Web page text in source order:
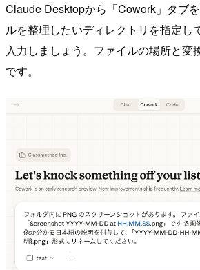
Claude Desktopから「Cowork」タブ
ルを整理したいディレクトリを指定し
入力しましょう。ファイルの場所と変
です。